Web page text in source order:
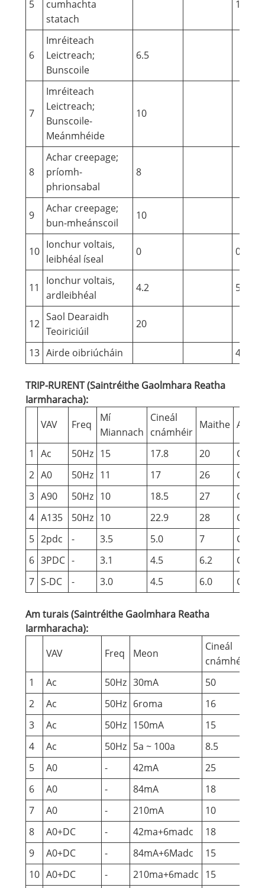
5
cumhachta
statach
110
6
Imréiteach
Leictreach;
Bunscoile
6.5
7
Imréiteach
Leictreach;
Bunscoile-
Meánmhéide
10
8
Achar creepage;
príomh-
phrionsabal
8
9
Achar creepage;
bun-mheánscoil
10
10
Ionchur voltais,
leibhéal íseal
0 0.6
11
Ionchur voltais,
ardleibhéal
4.2 5
12
Saol Dearaidh
Teoiriciúil
20
13 Airde oibriúcháin 4000
TRIP-RURENT (Saintréithe Gaolmhara Reatha
Iarmharacha):
VAV
Freq
Mí
Miannach
Cineál
cnámhéir
Maithe Aonad
1 Ac 50Hz 15 17.8 20
Cála
2 A0 50Hz 11 17 26
Cála
3 A90 50Hz 10 18.5 27
Cála
4 A135 50Hz 10 22.9 28
Cála
5 2pdc - 3.5 5.0 7
Cála
6 3PDC - 3.1 4.5 6.2
Cála
7 S-DC - 3.0 4.5 6.0 Cála
Am turais (Saintréithe Gaolmhara Reatha
Iarmharacha):
VAV
Freq Meon
Cineál
cnámhéir
1 Ac 50Hz 30mA 50
2
Ac 50Hz 6roma 16
3
Ac 50Hz 150mA 15
4
Ac 50Hz 5a ~ 100a 8.5
5
A0 - 42mA 25
6
A0 - 84mA 18
7
A0 - 210mA 10
8
A0+DC - 42ma+6madc 18
9
A0+DC - 84mA+6Madc 15
10 A0+DC - 210ma+6madc 15